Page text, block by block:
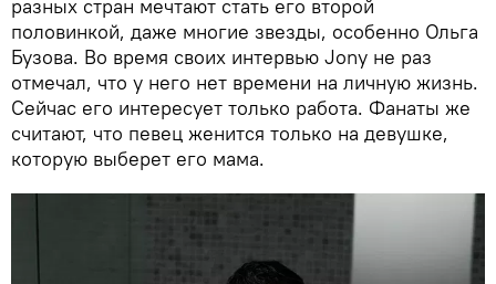
разных стран мечтают стать его второй
половинкой, даже многие звезды, особенно Ольга
Бузова. Во время своих интервью Jony не раз
отмечал, что у него нет времени на личную жизнь.
Сейчас его интересует только работа. Фанаты же
считают, что певец женится только на девушке,
которую выберет его мама.